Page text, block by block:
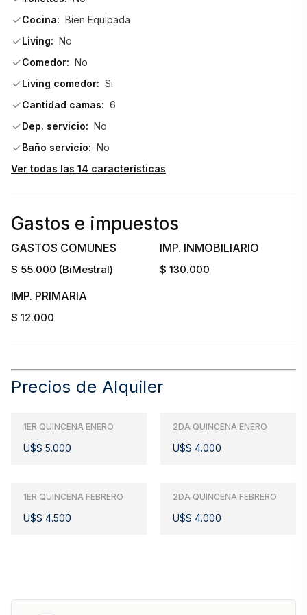
Cocina: Bien Equipada
Living: No
Comedor: No
Living comedor: Si
Cantidad camas: 6
Dep. servicio: No
Baño servicio: No
Ver todas las 14 características
Gastos e impuestos
GASTOS COMUNES
$ 55.000 (BiMestral)
IMP. INMOBILIARIO
$ 130.000
IMP. PRIMARIA
$ 12.000
Precios de Alquiler
1ER QUINCENA ENERO
U$S 5.000
2DA QUINCENA ENERO
U$S 4.000
1ER QUINCENA FEBRERO
U$S 4.500
2DA QUINCENA FEBRERO
U$S 4.000